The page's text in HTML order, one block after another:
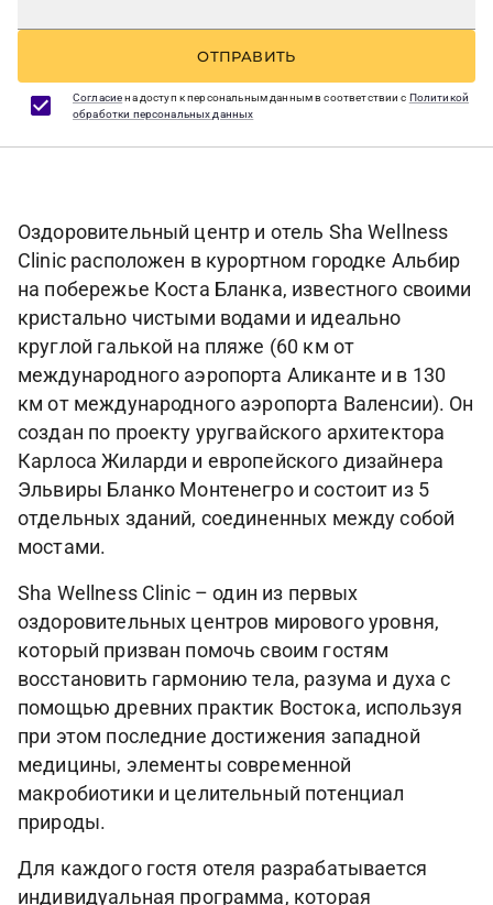
ОТПРАВИТЬ
Согласиена доступ к персональным данным в соответствии с Политикой
обработки персональных данных
Оздоровительный центр и отель Sha Wellness
Clinic расположен в курортном городке Альбир
на побережье Коста Бланка, известного своими
кристально чистыми водами и идеально
круглой галькой на пляже (60 км от
международного аэропорта Аликанте и в 130
км от международного аэропорта Валенсии). Он
создан по проекту уругвайского архитектора
Карлоса Жиларди и европейского дизайнера
Эльвиры Бланко Монтенегро и состоит из 5
отдельных зданий, соединенных между собой
мостами.
Sha Wellness Clinic – один из первых
оздоровительных центров мирового уровня,
который призван помочь своим гостям
восстановить гармонию тела, разума и духа с
помощью древних практик Востока, используя
при этом последние достижения западной
медицины, элементы современной
макробиотики и целительный потенциал
природы.
Для каждого гостя отеля разрабатывается
индивидуальная программа, которая